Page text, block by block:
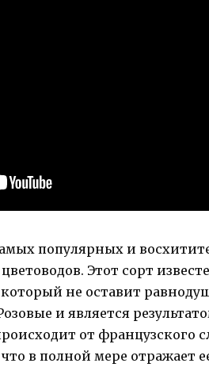
популярных и
Этот сорт
не оставит
и является
от французского
в полной мере отражает